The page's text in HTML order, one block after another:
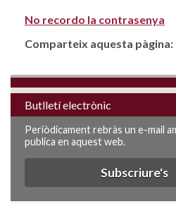
No recordo la contrasenya
Comparteix aquesta pàgina:
Butlletí electrònic
Periòdicament rebràs un e-mail
publica en aquest web.
Subscriure's